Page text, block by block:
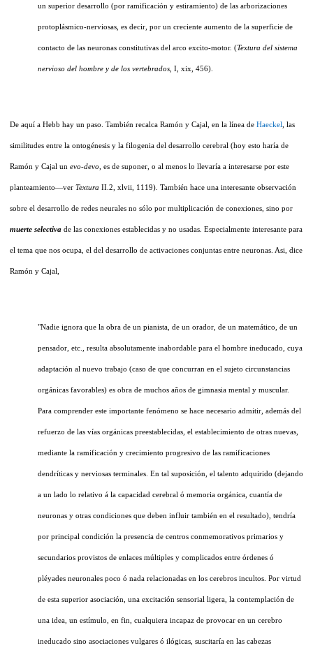
un superior desarrollo (por ramificación y estiramiento) de las arborizaciones
protoplásmico-nerviosas, es decir, por un creciente aumento de la superficie de
contacto de las neuronas constitutivas del arco excito-motor. (Textura del sistema
nervioso del hombre y de los vertebrados, I, xix, 456).
De aquí a Hebb hay un paso. También recalca Ramón y Cajal, en la línea de Haeckel , las
similitudes entre la ontogénesis y la filogenia del desarrollo cerebral (hoy esto haría de
Ramón y Cajal un evo-devo, es de suponer, o al menos lo llevaría a interesarse por este
planteamiento—ver Textura II.2, xlvii, 1119). También hace una interesante observación
sobre el desarrollo de redes neurales no sólo por multiplicación de conexiones, sino por
muerte selectiva de las conexiones establecidas y no usadas. Especialmente interesante para
el tema que nos ocupa, el del desarrollo de activaciones conjuntas entre neuronas. Asi, dice
Ramón y Cajal,
"Nadie ignora que la obra de un pianista, de un orador, de un matemático, de un
pensador, etc., resulta absolutamente inabordable para el hombre ineducado, cuya
adaptación al nuevo trabajo (caso de que concurran en el sujeto circunstancias
orgánicas favorables) es obra de muchos años de gimnasia mental y muscular.
Para comprender este importante fenómeno se hace necesario admitir, además del
refuerzo de las vías orgánicas preestablecidas, el establecimiento de otras nuevas,
mediante la ramificación y crecimiento progresivo de las ramificaciones
dendríticas y nerviosas terminales. En tal suposición, el talento adquirido (dejando
a un lado lo relativo á la capacidad cerebral ó memoria orgánica, cuantía de
neuronas y otras condiciones que deben influir también en el resultado), tendría
por principal condición la presencia de centros conmemorativos primarios y
secundarios provistos de enlaces múltiples y complicados entre órdenes ó
pléyades neuronales poco ó nada relacionadas en los cerebros incultos. Por virtud
de esta superior asociación, una excitación sensorial ligera, la contemplación de
una idea, un estímulo, en fin, cualquiera incapaz de provocar en un cerebro
ineducado sino asociaciones vulgares ó ilógicas, suscitaría en las cabezas